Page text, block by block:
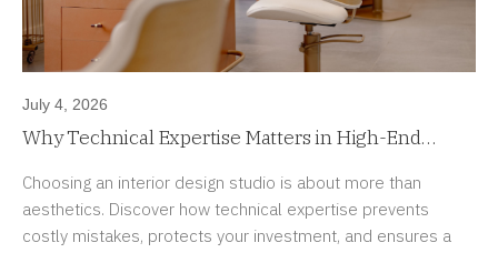
July 4, 2026
Why Technical Expertise Matters in High-End
Choosing an interior design studio is about more than
aesthetics. Discover how technical expertise prevents
costly mistakes, protects your investment, and ensures a